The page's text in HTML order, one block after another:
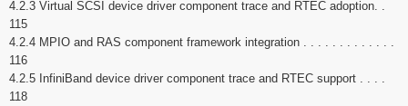
4.2.3 Virtual SCSI device driver component trace and RTEC adoption. .
115
4.2.4 MPIO and RAS component framework integration . . . . . . . . . . . . .
116
4.2.5 InfiniBand device driver component trace and RTEC support . . . .
118